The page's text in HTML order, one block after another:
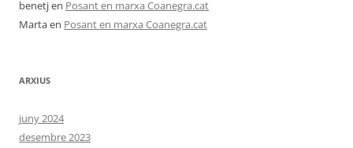
benetjen Posant en marxa Coanegra.cat
Martaen Posant en marxa Coanegra.cat
ARXIUS
juny 2024
desembre 2023